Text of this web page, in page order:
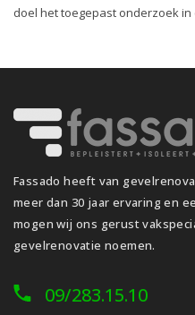
doel het toegepast onderzoek
Fassado heeft van
meer dan 30 jaar ervaring en
mogen wij ons gerust
gevelrenovatie noemen.
09/283.15.10